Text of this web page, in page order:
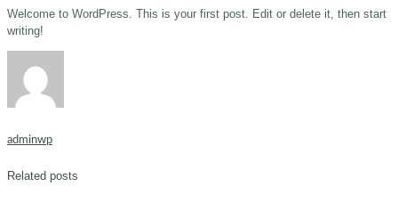
Welcome to WordPress. This is your first post. Edit or delete it, then start
writing!
adminwp
Related posts